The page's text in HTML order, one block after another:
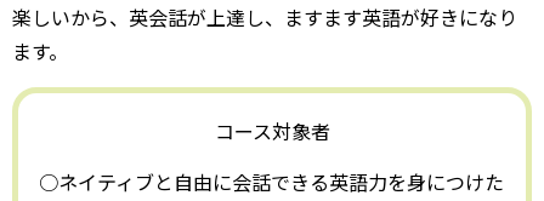
楽しいから、英会話が上達し、ますます英語が好きになり
ます。
コース対象者
○ネイティブと自由に会話できる英語力を身につけた